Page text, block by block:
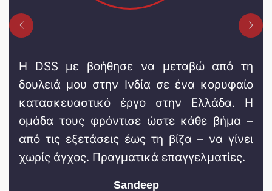
Η DSS με βοήθησε να μεταβώ από τη
δουλειά μου στην Ινδία σε ένα κορυφαίο
κατασκευαστικό έργο στην Ελλάδα. Η
ομάδα τους φρόντισε ώστε κάθε βήμα –
από τις εξετάσεις έως τη βίζα – να γίνει
χωρίς άγχος. Πραγματικά επαγγελματίες.
Sandeep
Previous Next